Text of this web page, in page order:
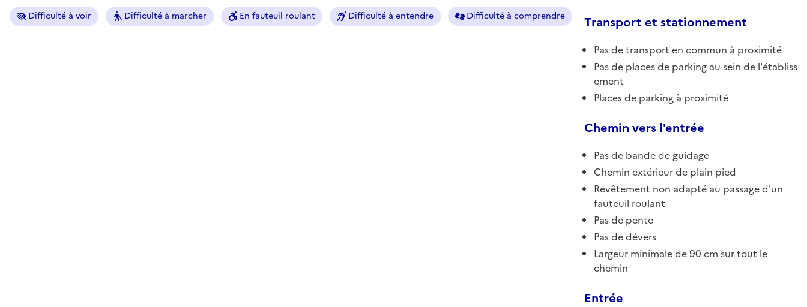
Difficulté à voir Difficulté à marcher En fauteuil roulant Difficulté à entendre Difficulté à comprendre Transport et stationnement
Pas de transport en commun à proximité
Pas de places de parking au sein de l'établiss
ement
Places de parking à proximité
Chemin vers l'entrée
Pas de bande de guidage
Chemin extérieur de plain pied
Revêtement non adapté au passage d'un
fauteuil roulant
Pas de pente
Pas de dévers
Largeur minimale de 90 cm sur tout le
chemin
Entrée